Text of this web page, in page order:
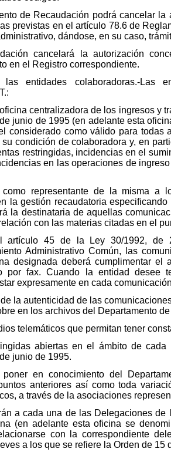
de Recaudación podrá cancelar
previstas en el artículo 78.6 de
dándose, en su caso,
cancelará la autorización
en el Registro correspondiente.
entidades colaboradoras.-Las
centralizadora de los ingresos y
junio de 1995 (en adelante esta
considerado como válido para todas
condición de colaboradora y, en
restringidas, incidencias en el
en las operaciones de
representante de la misma a
la gestión recaudatoria
la destinataria de aquellas
con las materias citadas en el
artículo 45 de la Ley 30/1992, de
Administrativo Común, las
designada deberá cumplimentar el
por fax. Cuando la entidad
expresamente en cada
la autenticidad de las
en los archivos del Departamento
telemáticos que permitan tener
abiertas en el ámbito de
junio de 1995.
poner en conocimiento del
anteriores así como toda
a través de la asociaciones
a cada una de las Delegaciones
(en adelante esta oficina se
con la correspondiente
a los que se refiere la Orden de 15